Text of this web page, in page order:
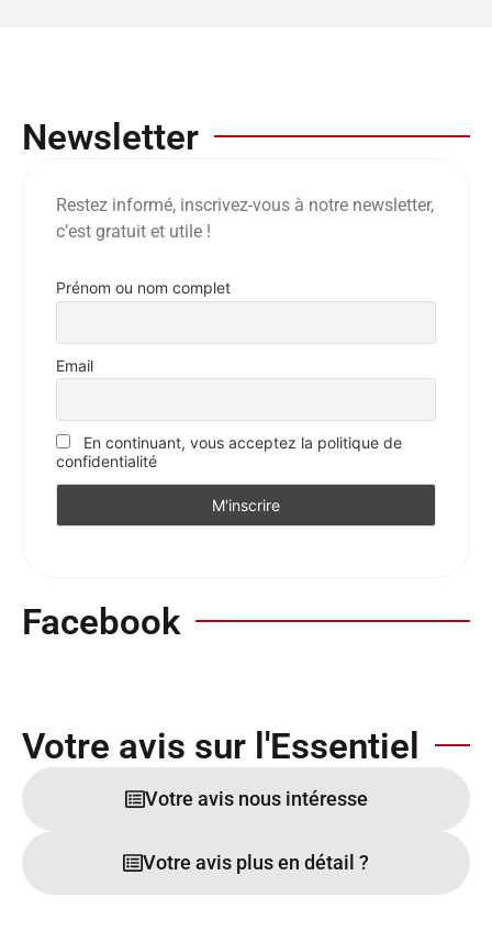
Newsletter
Restez informé, inscrivez-vous à notre newsletter,
c’est gratuit et utile !
Prénom ou nom complet
Email
En continuant, vous acceptez la politique de
confidentialité
Facebook
Votre avis sur l'Essentiel
Votre avis nous intéresse
Votre avis plus en détail ?